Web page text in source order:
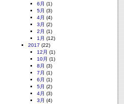
6月 (1)
5月 (3)
4月 (4)
3月 (2)
2月 (1)
1月 (12)
2017 (22)
12月 (1)
10月 (1)
8月 (3)
7月 (1)
6月 (1)
5月 (2)
4月 (3)
3月 (4)